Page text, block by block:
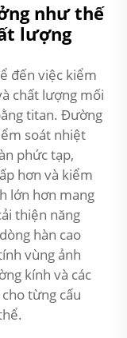
như thế
lượng
đến việc kiểm
chất lượng mối
titan. Đường
soát nhiệt
phức tạp,
hơn và kiểm
lớn hơn mang
thiện năng
hàn cao
vùng ảnh
kính và các
từng cấu